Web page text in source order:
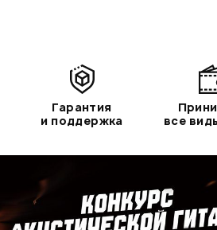
Гарантия
и поддержка
все